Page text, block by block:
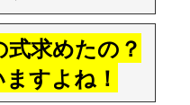
求めたの？
すよね！